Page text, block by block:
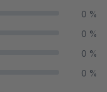
0 %
0 %
0 %
0 %